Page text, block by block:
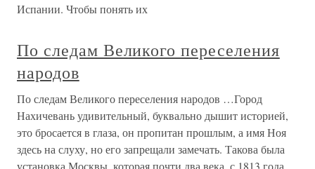
Испании. Чтобы понять их
По следам Великого переселения
народов
По следам Великого переселения народов …Город
Нахичевань удивительный, буквально дышит историей,
это бросается в глаза, он пропитан прошлым, а имя Ноя
здесь на слуху, но его запрещали замечать. Такова была
установка Москвы, которая почти два века, с 1813 года,